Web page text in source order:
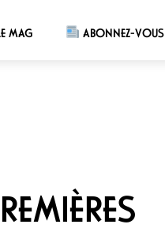
MAG ABONNEZ-VOUS